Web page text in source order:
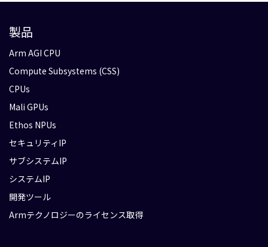
製品
Arm AGI CPU
Compute Subsystems (CSS)
CPUs
Mali GPUs
Ethos NPUs
セキュリティIP
サブシステムIP
システムIP
開発ツール
Armテクノロジーのライセンス取得